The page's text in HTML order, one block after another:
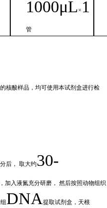
1000μL × 1
管
核酸样品，均可使用本试剂盒进行检
后， 取大约30-
加入液氮充分研磨， 然后按照动物组织
DNA提取试剂盒，天根